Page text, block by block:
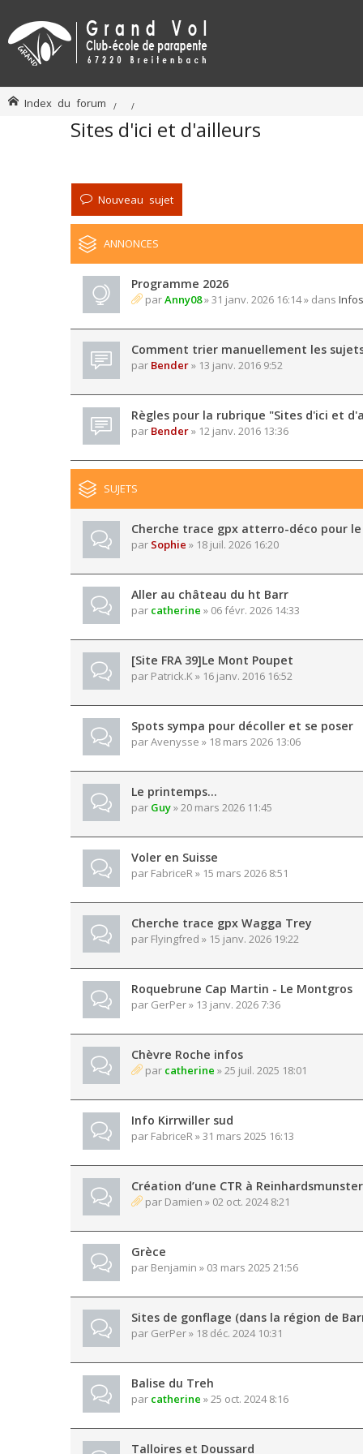
Index du forum
Sites d'ici et d'ailleurs
Nouveau sujet
ANNONCES
Programme 2026
parAnny08» 31 janv. 2026 16:14 » dans Infos
Comment trier manuellement les
par Bender» 13 janv. 2016 9:52
Règles pour la rubrique "Sites d'ici et
par Bender» 12 janv. 2016 13:36
SUJETS
Cherche trace gpx atterro-déco pour le
par Sophie » 18 juil. 2026 16:20
Aller au château du ht Barr
par catherine » 06 févr. 2026 14:33
[Site FRA 39]Le Mont Poupet
par Patrick.K » 16 janv. 2016 16:52
Spots sympa pour décoller et se poser
parAvenysse » 18 mars 2026 13:06
Le printemps…
par Guy» 20 mars 2026 11:45
Voler en Suisse
par FabriceR» 15 mars 2026 8:51
Cherche trace gpx Wagga Trey
par Flyingfred » 15 janv. 2026 19:22
Roquebrune Cap Martin - Le Montgros
par GerPer» 13 janv. 2026 7:36
Chèvre Roche infos
par catherine » 25 juil. 2025 18:01
Info Kirrwiller sud
par FabriceR» 31 mars 2025 16:13
Création d’une CTR à Reinhardsmunster
par Damien » 02 oct. 2024 8:21
Grèce
par Benjamin » 03 mars 2025 21:56
Sites de gonflage (dans la région de
par GerPer» 18 déc. 2024 10:31
Balise du Treh
par catherine » 25 oct. 2024 8:16
Talloires et Doussard